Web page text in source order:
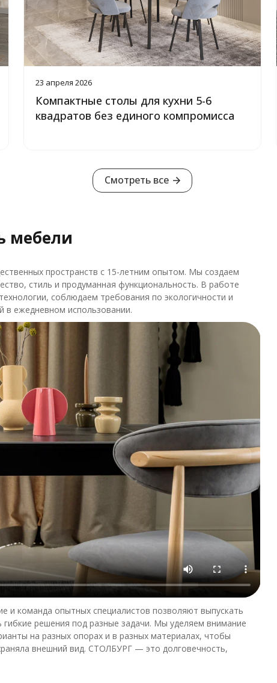
23 апреля 2026
Компактные столы для кухни 5-6
квадратов без единого компромисса
Смотреть все
мебели
пространств с 15-летним опытом. Мы создаем
стиль и продуманная функциональность. В работе
соблюдаем требования по экологичности и
в ежедневном использовании.
и команда опытных специалистов позволяют выпускать
решения под разные задачи. Мы уделяем внимание
на разных опорах и в разных материалах, чтобы
внешний вид. СТОЛБУРГ — это долговечность,